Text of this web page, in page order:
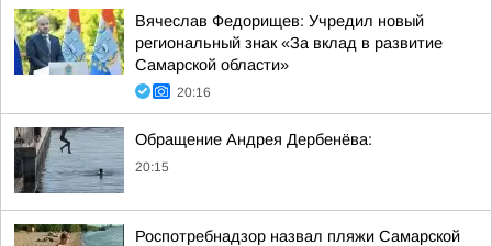
Вячеслав Федорищев: Учредил новый
региональный знак «За вклад в развитие
Самарской области»
20:16
Обращение Андрея Дербенёва:
20:15
Роспотребнадзор назвал пляжи Самарской